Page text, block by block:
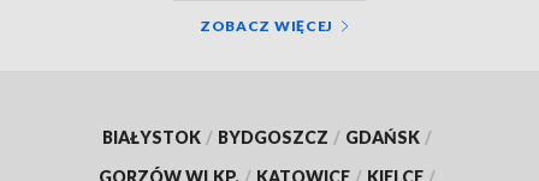
ZOBACZ WIĘCEJ
BIAŁYSTOK / BYDGOSZCZ / GDAŃSK /
GORZÓW WLKP. / KATOWICE / KIELCE /